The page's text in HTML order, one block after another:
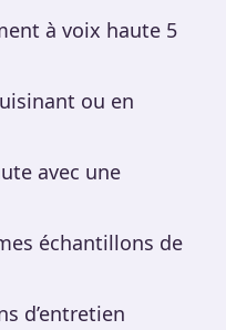
à voix haute 5
ou en
avec une
échantillons de
d’entretien